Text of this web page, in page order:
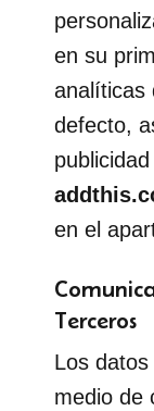
en su
analíticas
defecto,
en el
Terceros
Los
medio de